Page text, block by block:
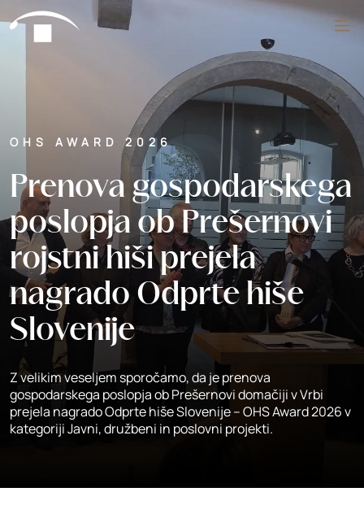
Preskoči na vsebino
Išči
OHS AWARD 2026
Prenova gospodarskega
poslopja ob Prešernovi
rojstni hiši prejela
nagrado Odprte hiše
Slovenije
Z velikim veseljem sporočamo, da je prenova
gospodarskega poslopja ob Prešernovi domačiji v Vrbi
prejela nagrado Odprte hiše Slovenije – OHS Award 2026 v
kategoriji Javni, družbeni in poslovni projekti.